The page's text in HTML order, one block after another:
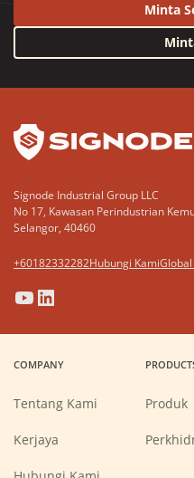
Minta
Signode Industrial Group LLC
No 17, Kawasan Perindustrian
Selangor, 40460
+60182332282Hubungi Kami
(Opens
in
new
window)
(Opens
in
new
window)
(Opens
in
new
window)
(Opens
in
new
window)
COMPANY
Tentang Kami
Kerjaya
Produk